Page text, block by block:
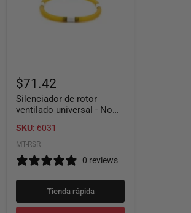
$71.42
Silenciador de rotor
ventilado universal - No
SKU: 6031
MT-RSR
0 reviews
Tienda rápida